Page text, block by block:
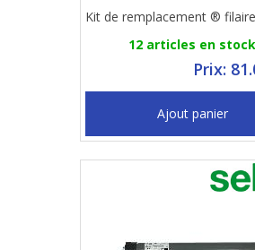
Kit de remplacement ®
12 articles en stock
Prix:
Ajout panier